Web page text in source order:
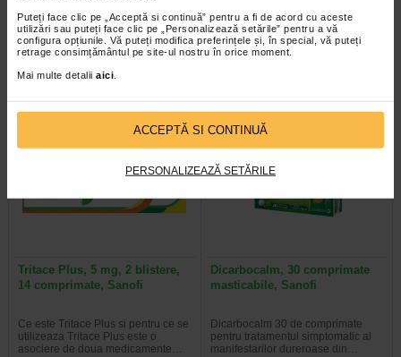
Puteți face clic pe „Acceptă si continuă” pentru a fi de acord cu aceste
utilizări sau puteți face clic pe „Personalizează setările” pentru a vă
configura opțiunile. Vă puteți modifica preferințele și, în special, vă puteți
retrage consimțământul pe site-ul nostru în orice moment.
Mai multe detalii aici
ACCEPTĂ SI CONTINUĂ
PERSONALIZEAZĂ SETĂRILE
Comprimatele Magne B6 Premium
100 mg/ 10mg contin magneziu si
clorhidrat de piridoxina…
Ibalgin Rapid este destinat pentru
tratamentul simptomatic al durerii
acute de intensitate usoara pana…
Tritace Plus, 5 mg, 2 blistere,
14 comprimate, Sanofi
Ce este Tritace Plus si pentru ce se
utilizeaza Tritace Plus este o
asociere de doua medicamente…
Dicarbocalm, 30 comprimate
masticabile, Sanofi
Dicarbocalm 30 de comprimate
pentru tratamentul simptomatic al
manifestarilor dureroase din…